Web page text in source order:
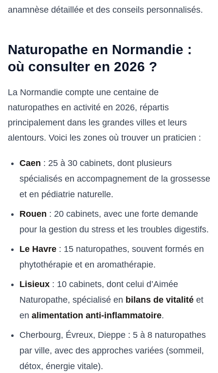
anamnèse détaillée et des conseils personnalisés.
Naturopathe en Normandie :
où consulter en 2026 ?
La Normandie compte une centaine de
naturopathes en activité en 2026, répartis
principalement dans les grandes villes et leurs
alentours. Voici les zones où trouver un praticien :
Caen : 25 à 30 cabinets, dont plusieurs
spécialisés en accompagnement de la grossesse
et en pédiatrie naturelle.
Rouen : 20 cabinets, avec une forte demande
pour la gestion du stress et les troubles digestifs.
Le Havre : 15 naturopathes, souvent formés en
phytothérapie et en aromathérapie.
Lisieux : 10 cabinets, dont celui d’Aimée
Naturopathe, spécialisé en bilans de vitalité et
en alimentation anti-inflammatoire.
Cherbourg, Évreux, Dieppe : 5 à 8 naturopathes
par ville, avec des approches variées (sommeil,
détox, énergie vitale).